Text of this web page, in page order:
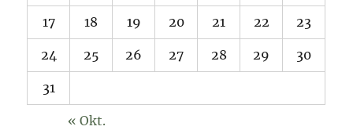
17 18 19 20 21 22 23
24 25 26 27 28 29 30
31
« Okt.